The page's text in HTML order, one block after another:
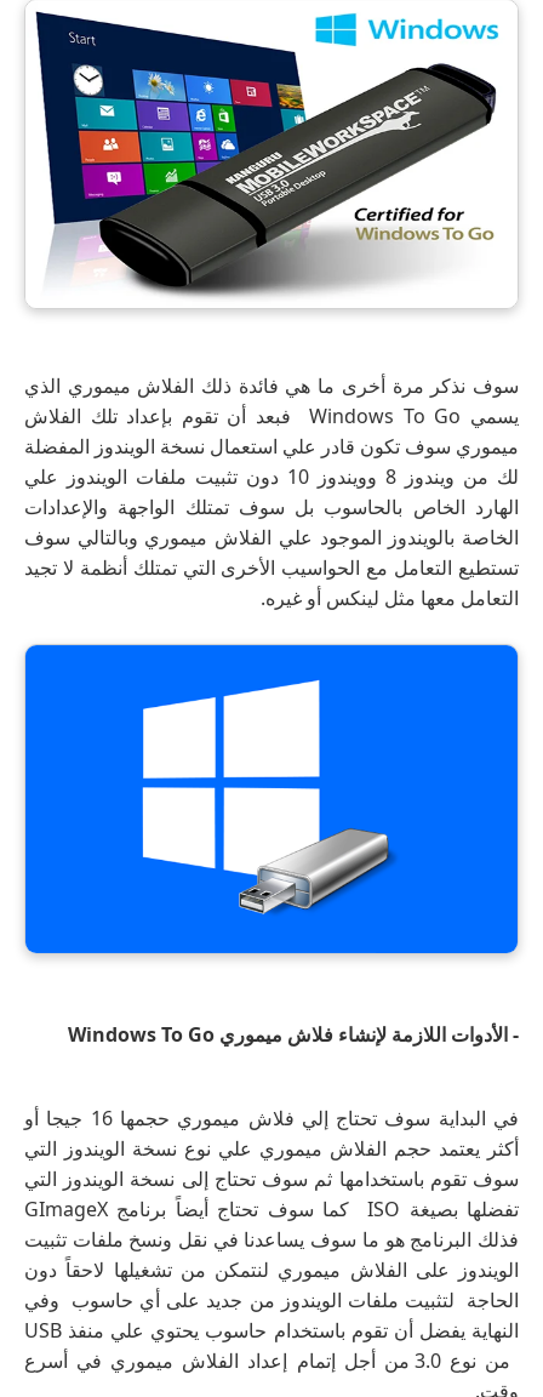
سوف نذكر مرة أخرى ما هي فائدة ذلك الفلاش ميموري الذي
يسمي Windows To Go فبعد أن تقوم بإعداد تلك الفلاش
ميموري سوف تكون قادر علي استعمال نسخة الويندوز المفضلة
لك من ويندوز 8 وويندوز 10 دون تثبيت ملفات الويندوز علي
الهارد الخاص بالحاسوب بل سوف تمتلك الواجهة والإعدادات
الخاصة بالويندوز الموجود علي الفلاش ميموري وبالتالي سوف
تستطيع التعامل مع الحواسيب الأخرى التي تمتلك أنظمة لا تجيد
التعامل معها مثل لينكس أو غيره.
- الأدوات اللازمة لإنشاء فلاش ميموري Windows To Go
في البداية سوف تحتاج إلي فلاش ميموري حجمها 16 جيجا أو
أكثر يعتمد حجم الفلاش ميموري علي نوع نسخة الويندوز التي
سوف تقوم باستخدامها ثم سوف تحتاج إلى نسخة الويندوز التي
تفضلها بصيغة ISO كما سوف تحتاج أيضاً برنامج GImageX
فذلك البرنامج هو ما سوف يساعدنا في نقل ونسخ ملفات تثبيت
الويندوز على الفلاش ميموري لنتمكن من تشغيلها لاحقاً دون
الحاجة لتثبيت ملفات الويندوز من جديد على أي حاسوب وفي
النهاية يفضل أن تقوم باستخدام حاسوب يحتوي علي منفذ USB
من نوع 3.0 من أجل إتمام إعداد الفلاش ميموري في أسرع
وقت.